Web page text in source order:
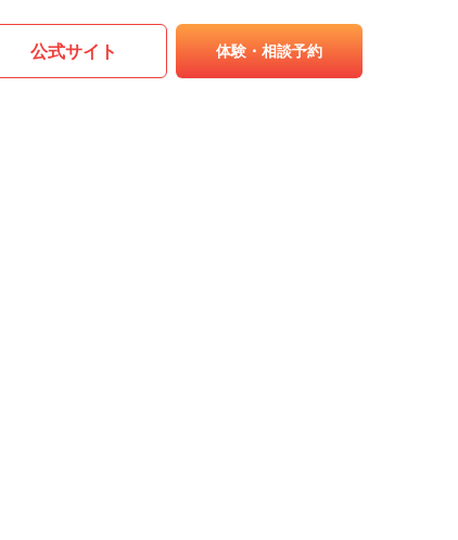
公式サイト 体験・相談予約